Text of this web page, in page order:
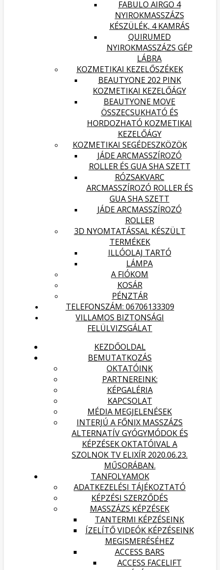
FABULO AIRGO 4
NYIROKMASSZÁZS
KÉSZÜLÉK, 4 KAMRÁS
QUIRUMED
NYIROKMASSZÁZS GÉP
LÁBRA
KOZMETIKAI KEZELŐSZÉKEK
BEAUTYONE 202 PINK
KOZMETIKAI KEZELŐÁGY
BEAUTYONE MOVE
ÖSSZECSUKHATÓ ÉS
HORDOZHATÓ KOZMETIKAI
KEZELŐÁGY
KOZMETIKAI SEGÉDESZKÖZÖK
JÁDE ARCMASSZÍROZÓ
ROLLER ÉS GUA SHA SZETT
RÓZSAKVARC
ARCMASSZÍROZÓ ROLLER ÉS
GUA SHA SZETT
JÁDE ARCMASSZÍROZÓ
ROLLER
3D NYOMTATÁSSAL KÉSZÜLT
TERMÉKEK
ILLÓOLAJ TARTÓ
LÁMPA
A FIÓKOM
KOSÁR
PÉNZTÁR
TELEFONSZÁM: 06706133309
VILLAMOS BIZTONSÁGI
FELÜLVIZSGÁLAT
KEZDŐOLDAL
BEMUTATKOZÁS
OKTATÓINK
PARTNEREINK:
KÉPGALÉRIA
KAPCSOLAT
MÉDIA MEGJELENÉSEK
INTERJÚ A FŐNIX MASSZÁZS
ALTERNATÍV GYÓGYMÓDOK ÉS
KÉPZÉSEK OKTATÓIVAL A
SZOLNOK TV ELIXÍR 2020.06.23.
MŰSORÁBAN.
TANFOLYAMOK
ADATKEZELÉSI TÁJÉKOZTATÓ
KÉPZÉSI SZERZŐDÉS
MASSZÁZS KÉPZÉSEK
TANTERMI KÉPZÉSEINK
ÍZELÍTŐ VIDEÓK KÉPZÉSEINK
MEGISMERÉSÉHEZ
ACCESS BARS
ACCESS FACELIFT